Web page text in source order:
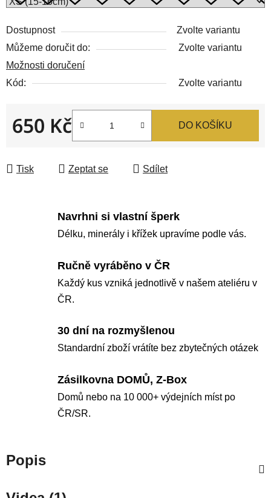
Dostupnost
Zvolte variantu
Můžeme doručit do:
Zvolte variantu
Možnosti doručení
Kód:
Zvolte variantu
650 Kč DO KOŠÍKU
Tisk Zeptat se Sdílet
Navrhni si vlastní šperk
Délku, minerály i křížek upravíme podle vás.
Ručně vyráběno v ČR
Každý kus vzniká jednotlivě v našem ateliéru v
ČR.
30 dní na rozmyšlenou
Standardní zboží vrátíte bez zbytečných otázek
Zásilkovna DOMŮ, Z-Box
Domů nebo na 10 000+ výdejních míst po
ČR/SR.
Popis